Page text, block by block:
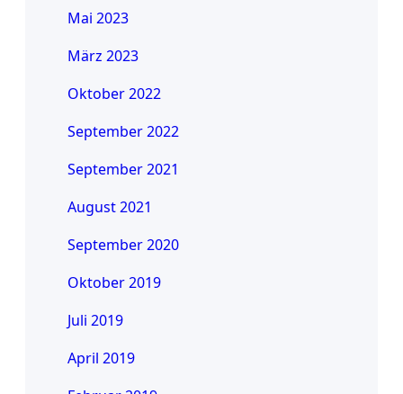
Mai 2023
März 2023
Oktober 2022
September 2022
September 2021
August 2021
September 2020
Oktober 2019
Juli 2019
April 2019